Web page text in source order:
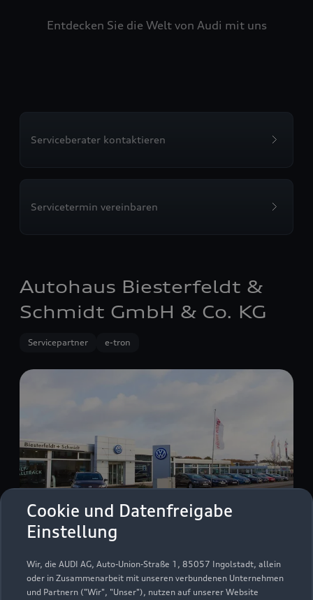
Cookie und Datenfreigabe
Einstellung
Wir, die AUDI AG, Auto-Union-Straße 1, 85057 Ingolstadt, allein
oder in Zusammenarbeit mit unseren verbundenen Unternehmen
und Partnern ("Wir", "Unser"), nutzen auf unserer Website
Entdecken Sie die Welt von Audi mit uns
Serviceberater kontaktieren
Servicetermin vereinbaren
Autohaus Biesterfeldt &
Schmidt GmbH & Co. KG
Servicepartner e-tron
Kronskamp 125
22880 Wedel